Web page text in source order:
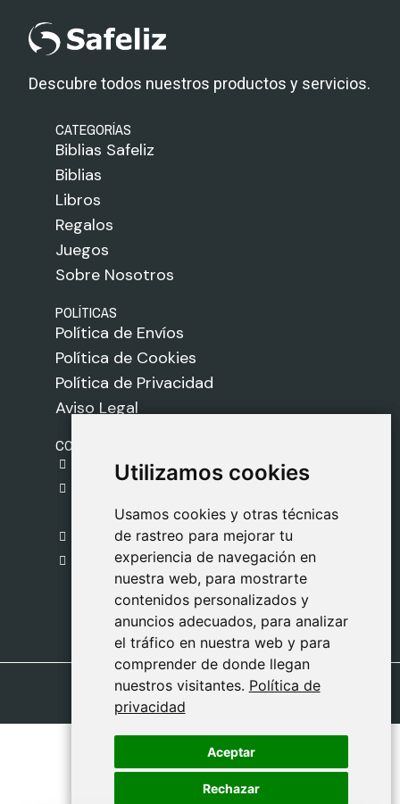
Utilizamos cookies
Usamos cookies y otras técnicas
de rastreo para mejorar tu
experiencia de navegación en
nuestra web, para mostrarte
contenidos personalizados y
anuncios adecuados, para analizar
el tráfico en nuestra web y para
comprender de donde llegan
nuestros visitantes. Política de
privacidad
Aceptar
Rechazar
Utilizamos cookies
Usamos cookies y otras técnicas
de rastreo para mejorar tu
experiencia de navegación en
nuestra web, para mostrarte
contenidos personalizados y
anuncios adecuados, para analizar
el tráfico en nuestra web y para
comprender de donde llegan
nuestros visitantes. Política de
privacidad
Aceptar
Rechazar
Descubre todos nuestros productos y servicios.
CATEGORÍAS
Biblias Safeliz
Biblias
Libros
Regalos
Juegos
Sobre Nosotros
POLÍTICAS
Política de Envíos
Política de Cookies
Política de Privacidad
Aviso Legal
CONTACTO
gestion@safeliz.com
Madrid
918 459 877
Lunes a Viernes
09:00 - 13:00